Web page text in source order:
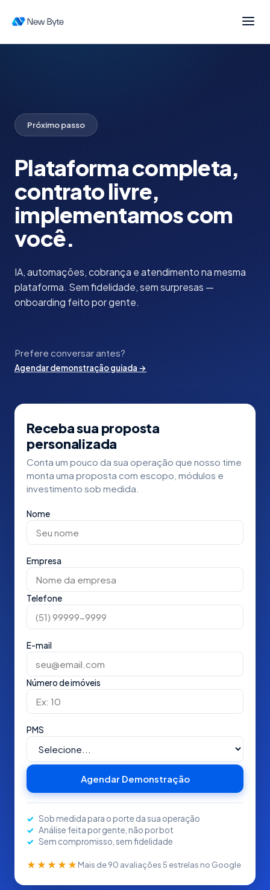
Próximo passo
Plataforma completa,
contrato livre,
implementamos com
você.
IA, automações, cobrança e atendimento na mesma
plataforma. Sem fidelidade, sem surpresas —
onboarding feito por gente.
Prefere conversar antes?
Agendar demonstração guiada →
Receba sua proposta
personalizada
Conta um pouco da sua operação que nosso time
monta uma proposta com escopo, módulos e
investimento sob medida.
Nome
Empresa
Telefone
E-mail
Número de imóveis
PMS
Agendar Demonstração
Sob medida para o porte da sua operação
Análise feita por gente, não por bot
Sem compromisso, sem fidelidade
★★★★★ Mais de 90 avaliações 5 estrelas no Google